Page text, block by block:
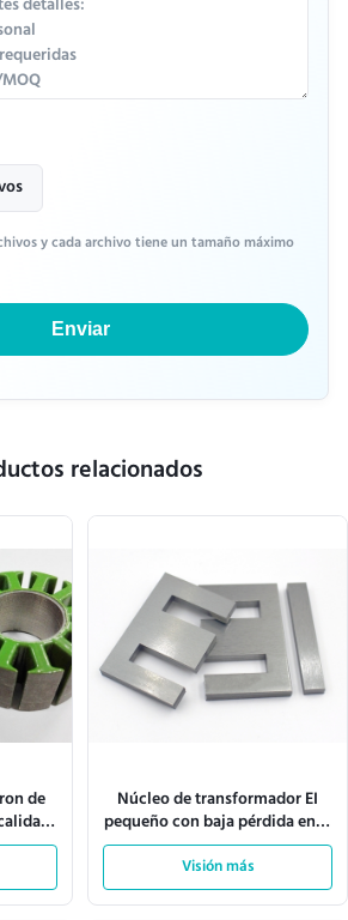
y cada archivo tiene un tamaño máximo
Enviar
relacionados
de
y
Núcleo de transformador EI
pequeño con baja pérdida en el
núcleo, alta densidad de flujo
de saturación y laminaciones
estampadas con precisión
Visión más